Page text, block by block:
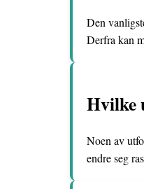
Den
Derfra kan
Hvilke
Noen av
endre seg